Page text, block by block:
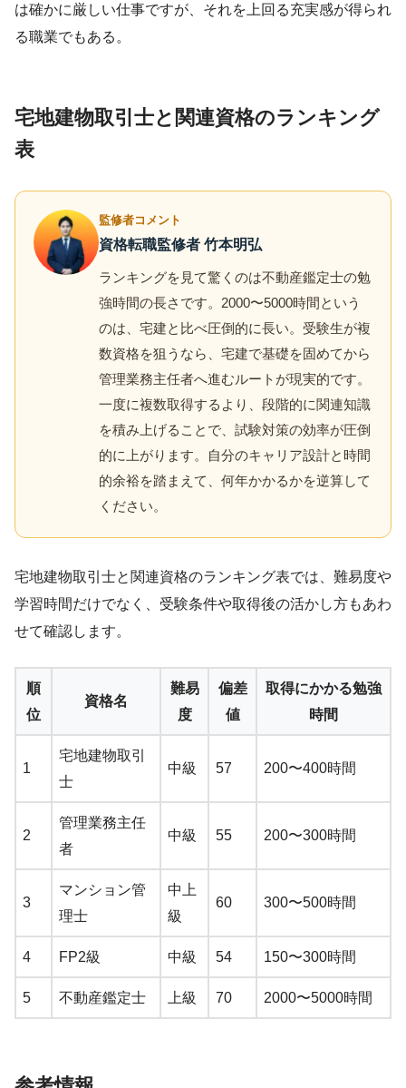
は確かに厳しい仕事ですが、それを上回る充実感が得られ
る職業でもある。
宅地建物取引士と関連資格のランキング
表
監修者コメント
資格転職監修者 竹本明弘
ランキングを見て驚くのは不動産鑑定士の勉
強時間の長さです。2000〜5000時間という
のは、宅建と比べ圧倒的に長い。受験生が複
数資格を狙うなら、宅建で基礎を固めてから
管理業務主任者へ進むルートが現実的です。
一度に複数取得するより、段階的に関連知識
を積み上げることで、試験対策の効率が圧倒
的に上がります。自分のキャリア設計と時間
的余裕を踏まえて、何年かかるかを逆算して
ください。
宅地建物取引士と関連資格のランキング表では、難易度や
学習時間だけでなく、受験条件や取得後の活かし方もあわ
せて確認します。
順
位
資格名
難易
度
偏差
値
取得にかかる勉強
時間
1
宅地建物取引
士
中級 57 200〜400時間
2
管理業務主任
者
中級 55 200〜300時間
3
マンション管
理士
中上
級
60 300〜500時間
4 FP2級 中級 54 150〜300時間
5 不動産鑑定士 上級 70 2000〜5000時間